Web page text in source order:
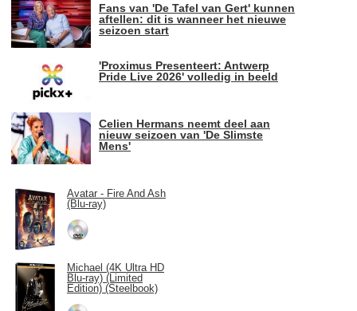
Fans van 'De Tafel van Gert' kunnen
aftellen: dit is wanneer het nieuwe
seizoen start
'Proximus Presenteert: Antwerp
Pride Live 2026' volledig in beeld
Celien Hermans neemt deel aan
nieuw seizoen van 'De Slimste
Mens'
Avatar - Fire And Ash
(Blu-ray)
Michael (4K Ultra HD
Blu-ray) (Limited
Edition) (Steelbook)